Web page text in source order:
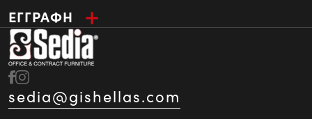
ΕΓΓΡΑΦΗ
sedia@gishellas.com